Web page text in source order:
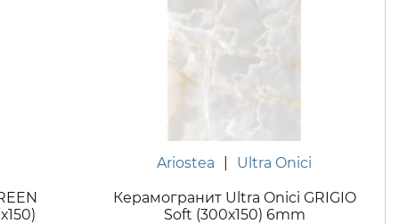
Ariostea Ultra Onici
Керамогранит Ultra Onici GRIGIO
Soft (300х150) 6mm